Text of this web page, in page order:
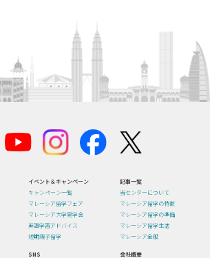
イベント＆キャンペーン
キャンペーン一覧
マレーシア留学フェア
マレーシア大学見学会
英語学習アドバイス
短期親子留学
記事一覧
当センターについて
マレーシア留学の特徴
マレーシア留学の準備
マレーシア留学生活
マレーシア全般
SNS 会社概要